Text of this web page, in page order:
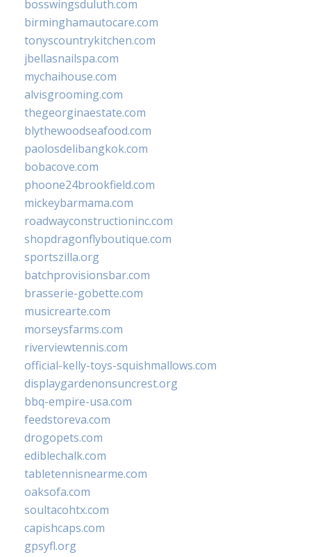
bosswingsduluth.com
birminghamautocare.com
tonyscountrykitchen.com
jbellasnailspa.com
mychaihouse.com
alvisgrooming.com
thegeorginaestate.com
blythewoodseafood.com
paolosdelibangkok.com
bobacove.com
phoone24brookfield.com
mickeybarmama.com
roadwayconstructioninc.com
shopdragonflyboutique.com
sportszilla.org
batchprovisionsbar.com
brasserie-gobette.com
musicrearte.com
morseysfarms.com
riverviewtennis.com
official-kelly-toys-squishmallows.com
displaygardenonsuncrest.org
bbq-empire-usa.com
feedstoreva.com
drogopets.com
ediblechalk.com
tabletennisnearme.com
oaksofa.com
soultacohtx.com
capishcaps.com
gpsyfl.org